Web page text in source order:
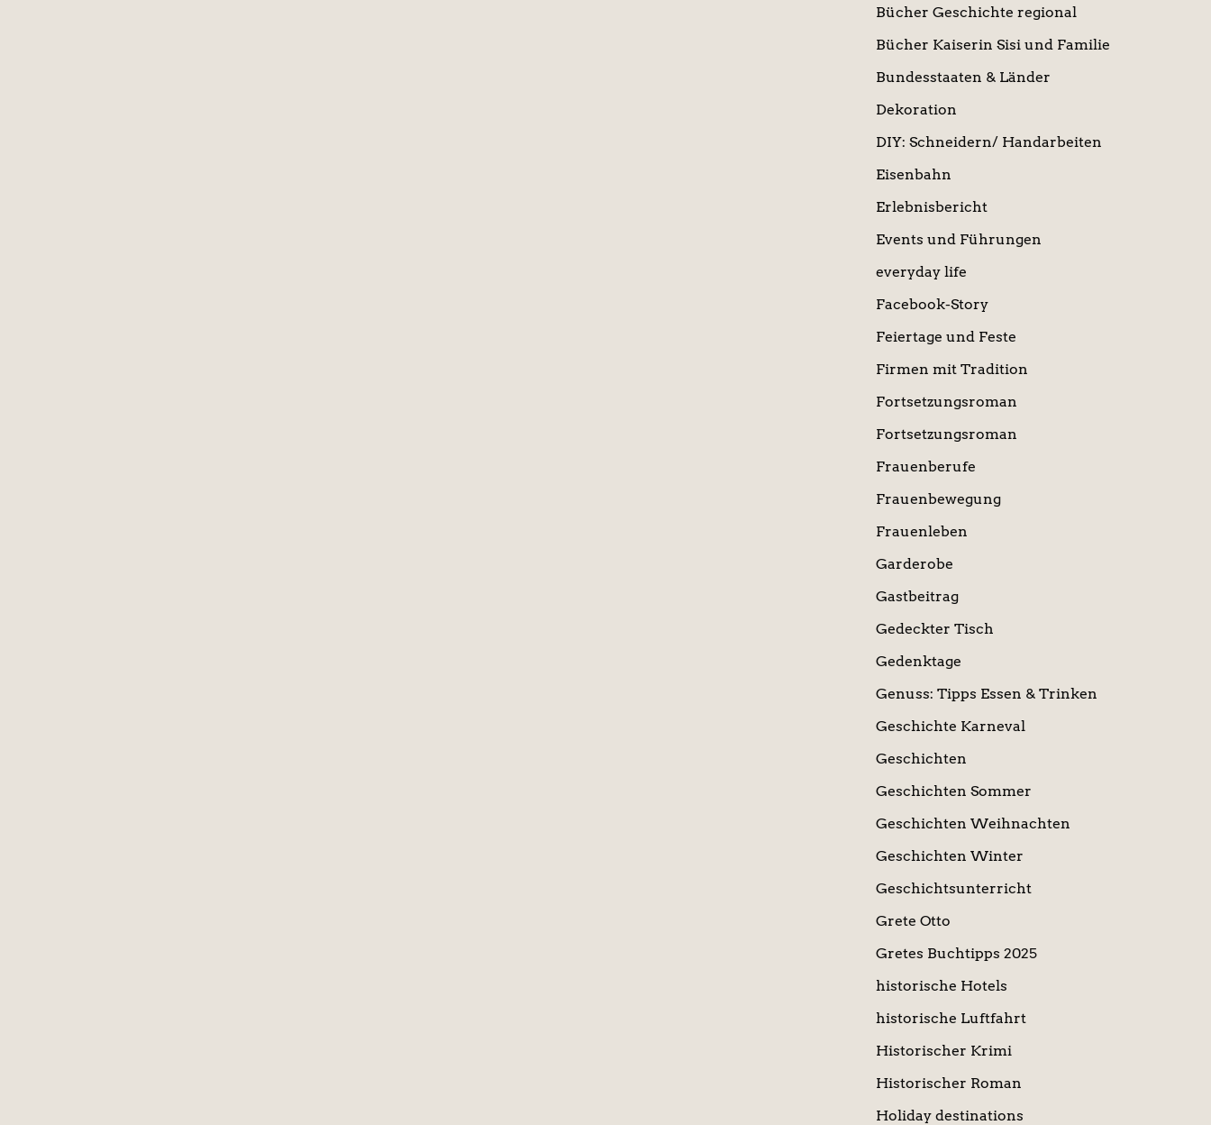
Bücher Geschichte regional
Bücher Kaiserin Sisi und Familie
Bundesstaaten & Länder
Dekoration
DIY: Schneidern/ Handarbeiten
Eisenbahn
Erlebnisbericht
Events und Führungen
everyday life
Facebook-Story
Feiertage und Feste
Firmen mit Tradition
Fortsetzungsroman
Fortsetzungsroman
Frauenberufe
Frauenbewegung
Frauenleben
Garderobe
Gastbeitrag
Gedeckter Tisch
Gedenktage
Genuss: Tipps Essen & Trinken
Geschichte Karneval
Geschichten
Geschichten Sommer
Geschichten Weihnachten
Geschichten Winter
Geschichtsunterricht
Grete Otto
Gretes Buchtipps 2025
historische Hotels
historische Luftfahrt
Historischer Krimi
Historischer Roman
Holiday destinations